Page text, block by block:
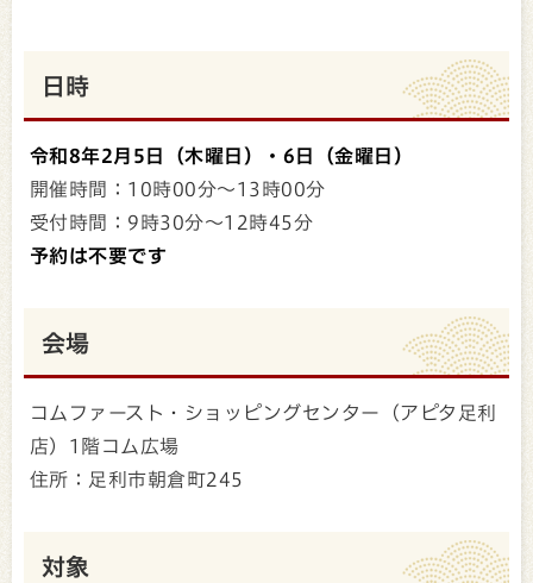
日時
令和8年2月5日（木曜日）・6日（金曜日）
開催時間：10時00分～13時00分
受付時間：9時30分～12時45分
予約は不要です
会場
コムファースト・ショッピングセンター（アピタ足利
店）1階コム広場
住所：足利市朝倉町245
対象